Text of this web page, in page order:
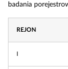
badania
REJON
I